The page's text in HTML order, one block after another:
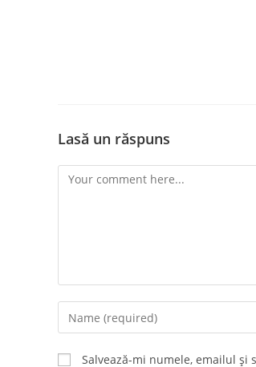
Lasă un răspuns
Salvează-mi numele, emailul și